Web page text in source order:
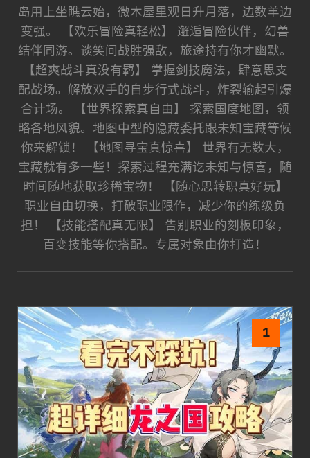
岛用上坐瞧云始，微木屋里观日升月落，边数羊边
变强。 【欢乐冒险真轻松】 邂逅冒险伙伴，幻兽
结伴同游。谈笑间战胜强敌，旅途持有你才幽默。
【超爽战斗真没有羁】 掌握剑技魔法，肆意思支
配战场。解放双手的自步行式战斗，炸裂输起引爆
合计场。 【世界探索真自由】 探索国度地图，领
略各地风貌。地图中型的隐藏委托跟未知宝藏等候
你来解锁！ 【地图寻宝真惊喜】 世界有无数大，
宝藏就有多一些！探索过程充满讫未知与惊喜，随
时间随地获取珍稀宝物！ 【随心思转职真好玩】
职业自由切换，打破职业限作，减少你的练级负
担！ 【技能搭配真无限】 告别职业的刻板印象，
百变技能等你搭配。专属对象由你打造！
1